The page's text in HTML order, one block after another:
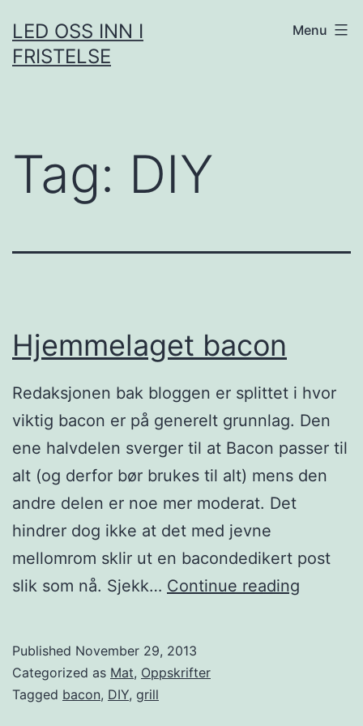
to
content
LED OSS INN I
FRISTELSE
Menu
Tag: DIY
Hjemmelaget bacon
Redaksjonen bak bloggen er splittet i hvor
viktig bacon er på generelt grunnlag. Den
ene halvdelen sverger til at Bacon passer til
alt (og derfor bør brukes til alt) mens den
andre delen er noe mer moderat. Det
hindrer dog ikke at det med jevne
mellomrom sklir ut en bacondedikert post
slik som nå. Sjekk… Continue reading
Published November 29, 2013
Categorized as Mat, Oppskrifter
Tagged bacon, DIY, grill